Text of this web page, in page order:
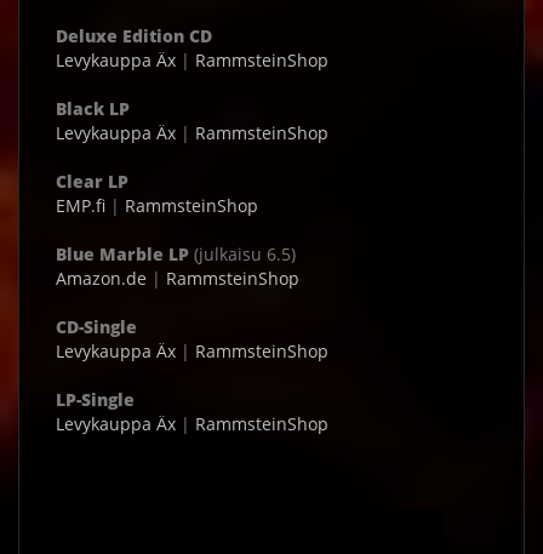
Deluxe Edition CD
Levykauppa Äx | RammsteinShop
Black LP
Levykauppa Äx | RammsteinShop
Clear LP
EMP.fi | RammsteinShop
Blue Marble LP (julkaisu 6.5)
Amazon.de | RammsteinShop
CD-Single
Levykauppa Äx | RammsteinShop
LP-Single
Levykauppa Äx | RammsteinShop